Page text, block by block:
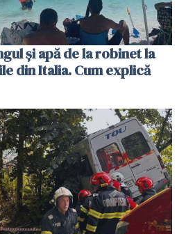
și apă de la robinet la
din Italia. Cum explică